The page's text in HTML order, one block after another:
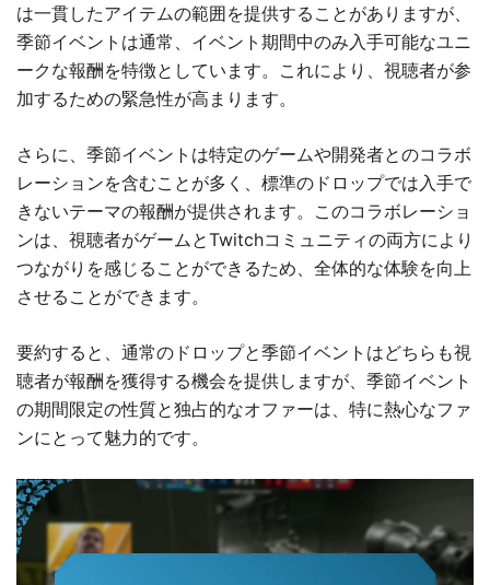
は一貫したアイテムの範囲を提供することがありますが、
季節イベントは通常、イベント期間中のみ入手可能なユニ
ークな報酬を特徴としています。これにより、視聴者が参
加するための緊急性が高まります。
さらに、季節イベントは特定のゲームや開発者とのコラボ
レーションを含むことが多く、標準のドロップでは入手で
きないテーマの報酬が提供されます。このコラボレーショ
ンは、視聴者がゲームとTwitchコミュニティの両方により
つながりを感じることができるため、全体的な体験を向上
させることができます。
要約すると、通常のドロップと季節イベントはどちらも視
聴者が報酬を獲得する機会を提供しますが、季節イベント
の期間限定の性質と独占的なオファーは、特に熱心なファ
ンにとって魅力的です。